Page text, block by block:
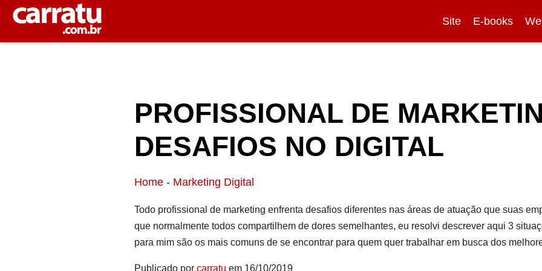
Site E-books
PROFISSIONAL DE
DESAFIOS NO DIGITAL
Home - Marketing Digital
Todo profissional de marketing enfrenta desafios diferentes nas áreas de atuação que suas
que normalmente todos compartilhem de dores semelhantes, eu resolvi descrever aqui 3
para mim são os mais comuns de se encontrar para quem quer trabalhar em busca dos
Publicado por carratu em 16/10/2019